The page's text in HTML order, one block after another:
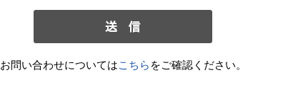
お問い合わせについてはこちら をご確認ください。